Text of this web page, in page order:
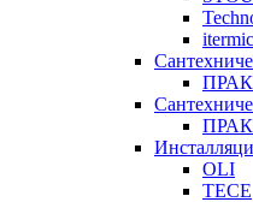
itermic
OLI
TECE